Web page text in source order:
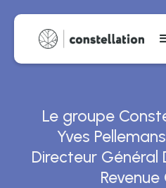
Le groupe
Yves
Directeur Général